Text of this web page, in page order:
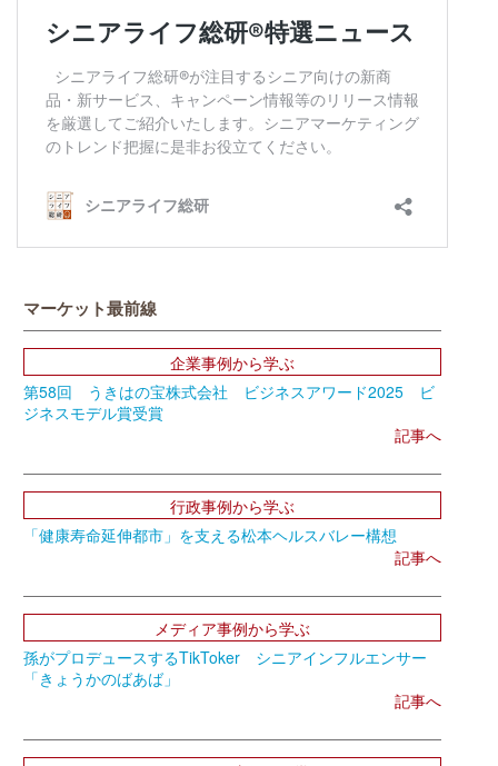
マーケット最前線
企業事例から学ぶ
第58回 うきはの宝株式会社 ビジネスアワード2025 ビ
ジネスモデル賞受賞
記事へ
行政事例から学ぶ
「健康寿命延伸都市」を支える松本ヘルスバレー構想
記事へ
メディア事例から学ぶ
孫がプロデュースするTikToker シニアインフルエンサー
「きょうかのばあば」
記事へ